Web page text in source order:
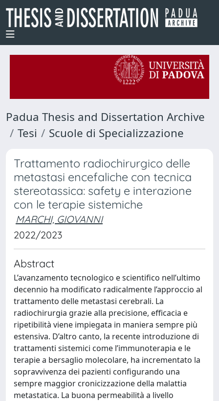
Padua Thesis and Dissertation Archive
Tesi
Scuole di Specializzazione
Trattamento radiochirurgico delle
metastasi encefaliche con tecnica
stereotassica: safety e interazione
con le terapie sistemiche
MARCHI, GIOVANNI
2022/2023
Abstract
L’avanzamento tecnologico e scientifico nell’ultimo
decennio ha modificato radicalmente l’approccio al
trattamento delle metastasi cerebrali. La
radiochirurgia grazie alla precisione, efficacia e
ripetibilità viene impiegata in maniera sempre più
estensiva. D’altro canto, la recente introduzione di
trattamenti sistemici come l’immunoterapia e le
terapie a bersaglio molecolare, ha incrementato la
sopravvivenza dei pazienti configurando una
sempre maggior cronicizzazione della malattia
metastatica. La buona permeabilità a livello